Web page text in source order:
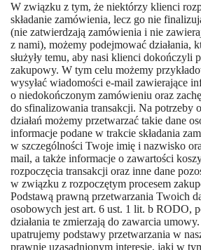
W związku z tym, że niektórzy klienci
składanie zamówienia, lecz go nie
(nie zatwierdzają zamówienia i nie
z nami), możemy podejmować działania,
służyły temu, aby nasi klienci dokończyli
zakupowy. W tym celu możemy
wysyłać wiadomości e-mail zawierające
o niedokończonym zamówieniu oraz
do sfinalizowania transakcji. Na potrzeby
działań możemy przetwarzać takie dane
informacje podane w trakcie składania
w szczególności Twoje imię i nazwisko
mail, a także informacje o zawartości
rozpoczęcia transakcji oraz inne dane
w związku z rozpoczętym procesem
Podstawą prawną przetwarzania Twoich
osobowych jest art. 6 ust. 1 lit. b RODO,
działania te zmierzają do zawarcia
upatrujemy podstawy przetwarzania w
prawnie uzasadnionym interesie, jaki w